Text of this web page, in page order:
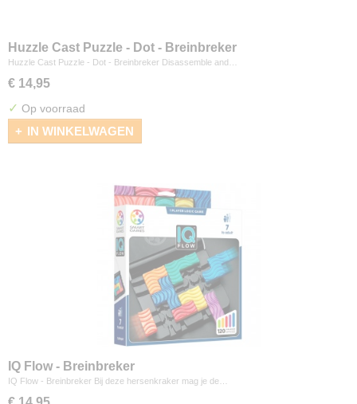
Huzzle Cast Puzzle - Dot - Breinbreker
Huzzle Cast Puzzle - Dot - Breinbreker Disassemble and…
€ 14,95
✓ Op voorraad
IN WINKELWAGEN
IQ Flow - Breinbreker
IQ Flow - Breinbreker Bij deze hersenkraker mag je de…